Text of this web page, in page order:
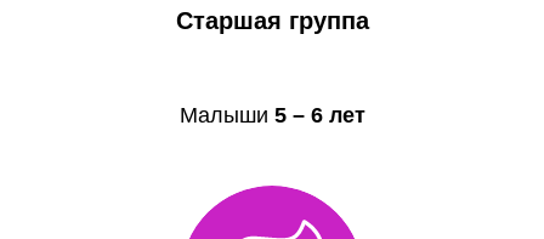
Старшая группа
Малыши 5 – 6 лет